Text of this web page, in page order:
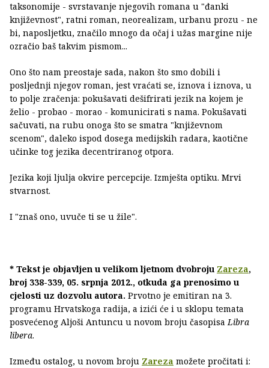
taksonomije - svrstavanje njegovih romana u "đanki
književnost", ratni roman, neorealizam, urbanu prozu - ne
bi, naposljetku, značilo mnogo da očaj i užas margine nije
ozračio baš takvim pismom...
Ono što nam preostaje sada, nakon što smo dobili i
posljednji njegov roman, jest vraćati se, iznova i iznova, u
to polje zračenja: pokušavati dešifrirati jezik na kojem je
želio - probao - morao - komunicirati s nama. Pokušavati
sačuvati, na rubu onoga što se smatra "književnom
scenom", daleko ispod dosega medijskih radara, kaotične
učinke tog jezika decentriranog otpora.
Jezika koji ljulja okvire percepcije. Izmješta optiku. Mrvi
stvarnost.
I "znaš ono, uvuče ti se u žile".
* Tekst je objavljen u velikom ljetnom dvobroju Zareza,
broj 338-339, 05. srpnja 2012., otkuda ga prenosimo u
cjelosti uz dozvolu autora. Prvotno je emitiran na 3.
programu Hrvatskoga radija, a izići će i u sklopu temata
posvećenog Aljoši Antuncu u novom broju časopisaLibra
libera.
Između ostalog, u novom broju Zareza možete pročitati i: